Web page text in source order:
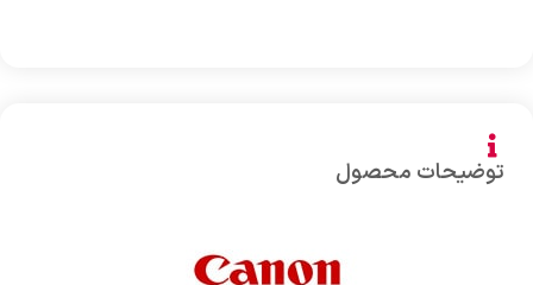
توضیحات محصول